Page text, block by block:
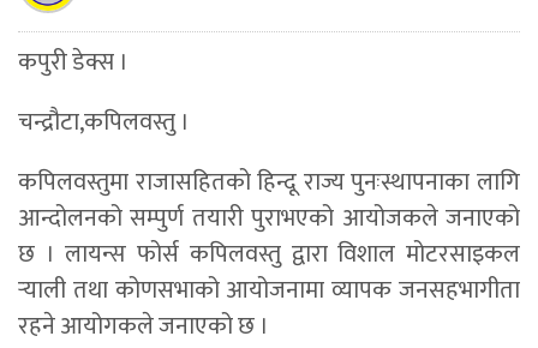
कपुरी डेक्स ।
चन्द्रौटा,कपिलवस्तु ।
कपिलवस्तुमा राजासहितको हिन्दू राज्य पुनःस्थापनाका लागि
आन्दोलनको सम्पुर्ण तयारी पुराभएको आयोजकले जनाएको
छ । लायन्स फोर्स कपिलवस्तु द्वारा विशाल मोटरसाइकल
र्‍याली तथा कोणसभाको आयोजनामा व्यापक जनसहभागीता
रहने आयोगकले जनाएको छ ।